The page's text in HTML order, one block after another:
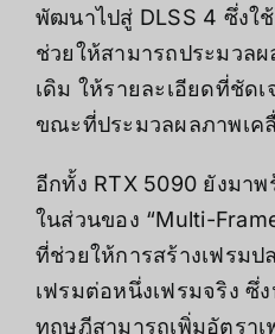
พัฒนาไปสู่ DLSS 4 ซึ่งใ
ช่วยให้สามารถประมวล
เดิม ให้รายละเอียดที่ชัด
ขณะที่ประมวลผลภาพเค
อีกทั้ง RTX 5090 ยังมา
ในส่วนของ “Multi-
ที่ช่วยให้การสร้างเฟรมป
เฟรมต่อหนึ่งเฟรมจริง ซึ่
ทฤษฎีสามารถเพิ่มอัตราเ